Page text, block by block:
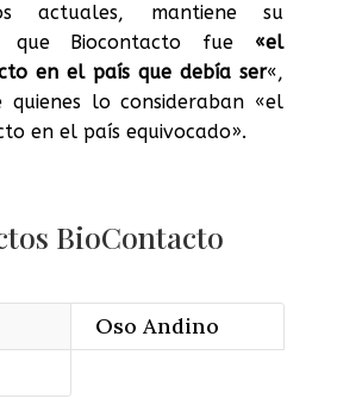
actuales, mantiene su
que Biocontacto fue «el
en el país que debía ser«,
quienes lo consideraban «el
en el país equivocado».
BioContacto
Oso Andino